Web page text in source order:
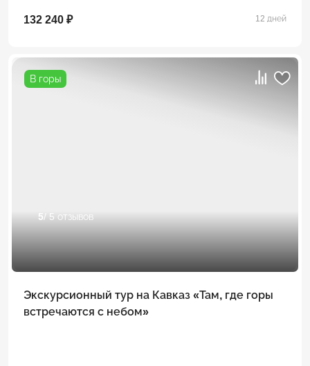
132 240 ₽ 12 дней
В горы
5/ 5 отзывов
Экскурсионный тур на Кавказ «Там, где горы
встречаются с небом»